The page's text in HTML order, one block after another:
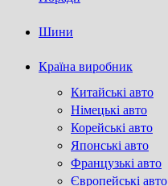
Шини
Країна виробник
Китайські авто
Німецькі авто
Корейські авто
Японські авто
Французькі авто
Європейські авто